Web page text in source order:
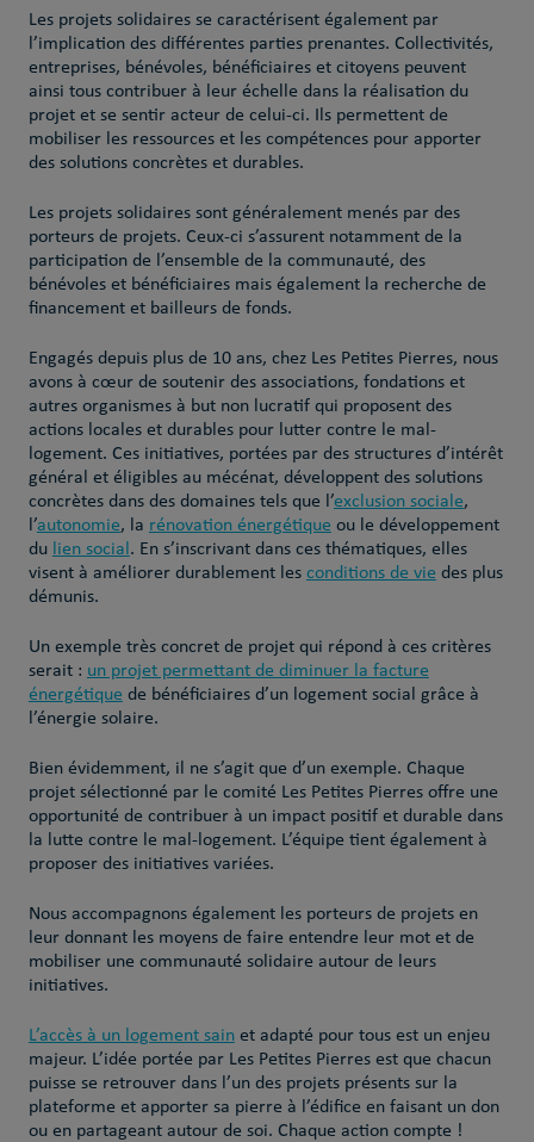
Les projets solidaires se caractérisent également par
l’implication des différentes parties prenantes. Collectivités,
entreprises, bénévoles, bénéficiaires et citoyens peuvent
ainsi tous contribuer à leur échelle dans la réalisation du
projet et se sentir acteur de celui-ci. Ils permettent de
mobiliser les ressources et les compétences pour apporter
des solutions concrètes et durables.
Les projets solidaires sont généralement menés par des
porteurs de projets. Ceux-ci s’assurent notamment de la
participation de l’ensemble de la communauté, des
bénévoles et bénéficiaires mais également la recherche de
financement et bailleurs de fonds.
Engagés depuis plus de 10 ans, chez Les Petites Pierres, nous
avons à cœur de soutenir des associations, fondations et
autres organismes à but non lucratif qui proposent des
actions locales et durables pour lutter contre le mal-
logement. Ces initiatives, portées par des structures d’intérêt
général et éligibles au mécénat, développent des solutions
concrètes dans des domaines tels que l’exclusion sociale,
l’autonomie, la rénovation énergétique ou le développement
du lien social . En s’inscrivant dans ces thématiques, elles
visent à améliorer durablement les conditions de vie des plus
démunis.
Un exemple très concret de projet qui répond à ces critères
serait : un projet permettant de diminuer la facture
énergétique de bénéficiaires d’un logement social grâce à
l’énergie solaire.
Bien évidemment, il ne s’agit que d’un exemple. Chaque
projet sélectionné par le comité Les Petites Pierres offre une
opportunité de contribuer à un impact positif et durable dans
la lutte contre le mal-logement. L’équipe tient également à
proposer des initiatives variées.
Nous accompagnons également les porteurs de projets en
leur donnant les moyens de faire entendre leur mot et de
mobiliser une communauté solidaire autour de leurs
initiatives.
L’accès à un logement sainet adapté pour tous est un enjeu
majeur. L’idée portée par Les Petites Pierres est que chacun
puisse se retrouver dans l’un des projets présents sur la
plateforme et apporter sa pierre à l’édifice en faisant un don
ou en partageant autour de soi. Chaque action compte !